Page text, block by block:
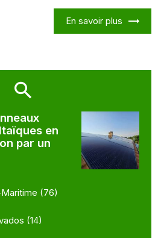
En savoir plus
en
par un
(76)
(14)